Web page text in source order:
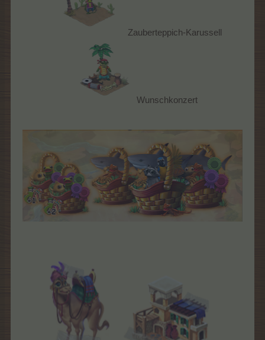
Zauberteppich-Karussell
Wunschkonzert